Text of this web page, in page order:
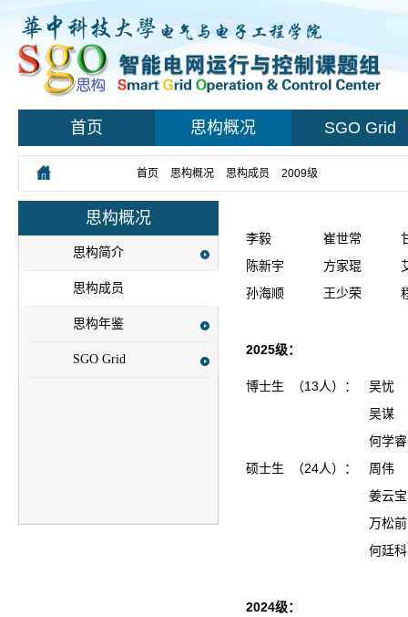
首页 思构概况 SGO Grid
首页 思构概况 思构成员 2009级
思构概况
思构简介
思构成员
思构年鉴
SGO Grid
李毅 崔世常
陈新宇
方家琨
孙海顺
王少荣
2025级：
博士生 （13人）：
吴忧
吴谋
何学睿
硕士生 （24人）：
周伟
姜云
万松
何廷
2024级：